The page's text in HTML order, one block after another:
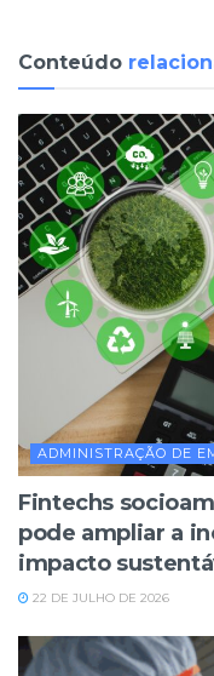
Conteúdo
ADMINISTRAÇÃO DE
Fintechs
pode ampliar a
impacto
22 DE JULHO DE 2026